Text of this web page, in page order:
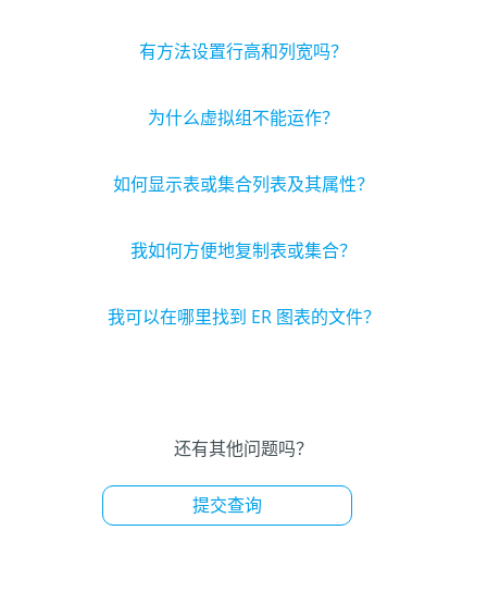
有方法设置行高和列宽吗？
为什么虚拟组不能运作？
如何显示表或集合列表及其属性？
我如何方便地复制表或集合？
我可以在哪里找到 ER 图表的文件？
还有其他问题吗？
提交查询